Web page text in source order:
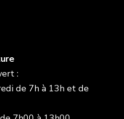
:
de 7h à 13h et de